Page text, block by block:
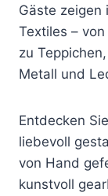
Gäste zeigen
Textiles –
zu
Metall und
Entdecken
liebevoll
von Hand
kunstvoll